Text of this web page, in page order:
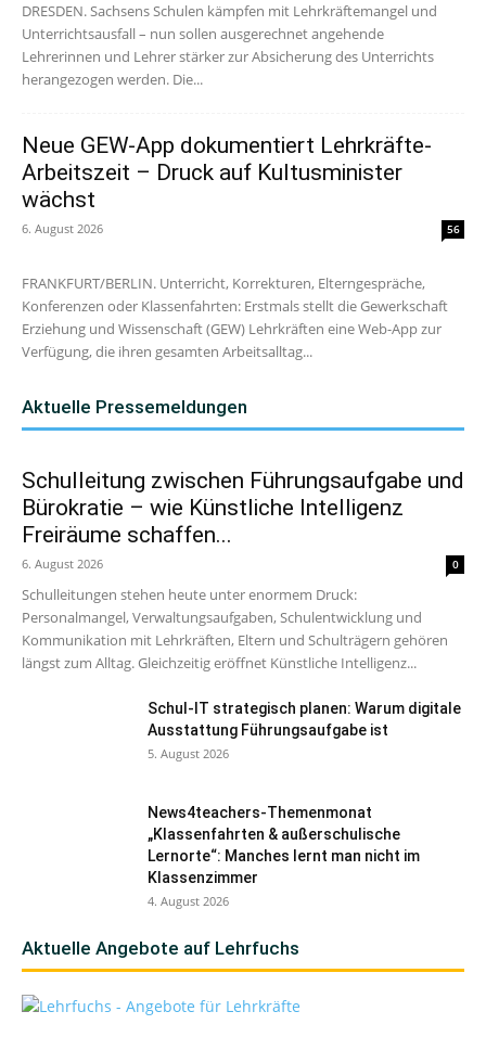
DRESDEN. Sachsens Schulen kämpfen mit Lehrkräftemangel und
Unterrichtsausfall – nun sollen ausgerechnet angehende
Lehrerinnen und Lehrer stärker zur Absicherung des Unterrichts
herangezogen werden. Die...
Neue GEW-App dokumentiert Lehrkräfte-
Arbeitszeit – Druck auf Kultusminister
wächst
6. August 2026 56
FRANKFURT/BERLIN. Unterricht, Korrekturen, Elterngespräche,
Konferenzen oder Klassenfahrten: Erstmals stellt die Gewerkschaft
Erziehung und Wissenschaft (GEW) Lehrkräften eine Web-App zur
Verfügung, die ihren gesamten Arbeitsalltag...
Aktuelle Pressemeldungen
Schulleitung zwischen Führungsaufgabe und
Bürokratie – wie Künstliche Intelligenz
Freiräume schaffen...
6. August 2026 0
Schulleitungen stehen heute unter enormem Druck:
Personalmangel, Verwaltungsaufgaben, Schulentwicklung und
Kommunikation mit Lehrkräften, Eltern und Schulträgern gehören
längst zum Alltag. Gleichzeitig eröffnet Künstliche Intelligenz...
Schul-IT strategisch planen: Warum digitale
Ausstattung Führungsaufgabe ist
5. August 2026
News4teachers-Themenmonat
„Klassenfahrten & außerschulische
Lernorte“: Manches lernt man nicht im
Klassenzimmer
4. August 2026
Aktuelle Angebote auf Lehrfuchs